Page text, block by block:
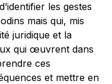
les gestes
mais qui, mis
juridique et la
qui œuvrent dans
ces
et mettre en